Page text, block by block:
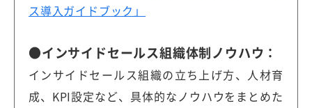
ス導入ガイドブック」
●インサイドセールス組織体制ノウハウ：
インサイドセールス組織の立ち上げ方、人材育
成、KPI設定など、具体的なノウハウをまとめた